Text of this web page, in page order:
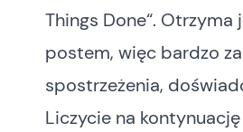
Things Done“.
postem, więc bardzo
spostrzeżenia,
Liczycie na